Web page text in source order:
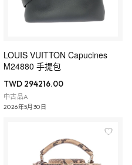
LOUIS VUITTON Capucines
M24880 手提包
TWD 294216.00
中古品A
2026年5月30日